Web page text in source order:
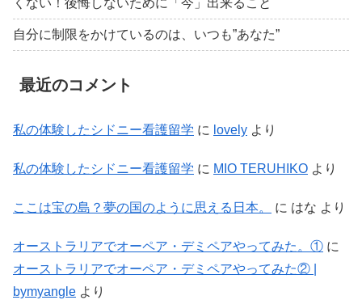
くない！後悔しないために「今」出来ること
自分に制限をかけているのは、いつも”あなた”
最近のコメント
私の体験したシドニー看護留学 に lovely より
私の体験したシドニー看護留学 に MIO TERUHIKO より
ここは宝の島？夢の国のように思える日本。 に はな より
オーストラリアでオーペア・デミペアやってみた。① に
オーストラリアでオーペア・デミペアやってみた② |
bymyangle より